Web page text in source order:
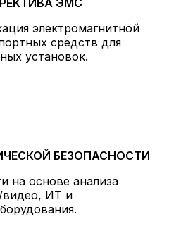
ЭМС
электромагнитной
средств для
установок.
БЕЗОПАСНОСТИ
на основе анализа
видео, ИТ и